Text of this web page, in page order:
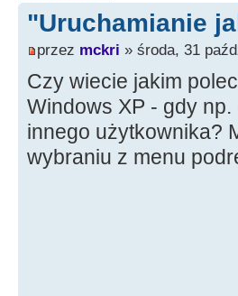
"Uruchamianie
przez mckri » środa, 31
Czy wiecie jakim
Windows XP - gdy
innego użytkownika?
wybraniu z menu